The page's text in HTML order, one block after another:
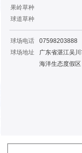
果岭草种
球道草种
球场电话
07598203888
球场地址
广东省湛江吴
海洋生态度假区